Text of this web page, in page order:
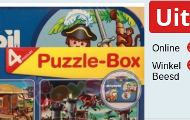
Online
Winkel
Beesd